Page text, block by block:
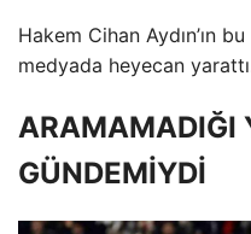
Hakem Cihan Aydın’ın
medyada heyecan
ARAMAMADIĞI
GÜNDEMİYDİ